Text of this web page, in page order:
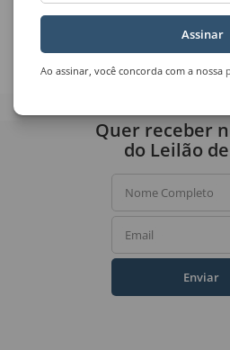
Sem Título
Assinar
Ao assinar, você concorda com a nossa
Quer receber
do Leilão
Nome Completo
Email
Enviar